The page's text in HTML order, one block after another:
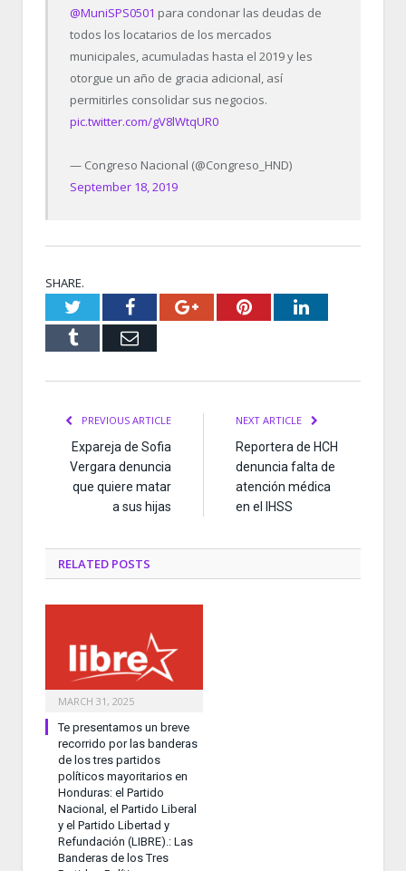
@MuniSPS0501 para condonar las deudas de
todos los locatarios de los mercados
municipales, acumuladas hasta el 2019 y les
otorgue un año de gracia adicional, así
permitirles consolidar sus negocios.
pic.twitter.com/gV8lWtqUR0
— Congreso Nacional (@Congreso_HND)
September 18, 2019
SHARE.
TwitterFacebookGoogle+PinterestLinkedIn
Tumblr Email
PREVIOUS ARTICLE
Expareja de Sofia
Vergara denuncia
que quiere matar
a sus hijas
NEXT ARTICLE
Reportera de HCH
denuncia falta de
atención médica
en el IHSS
RELATED POSTS
MARCH 31, 2025
Te presentamos un breve
recorrido por las banderas
de los tres partidos
políticos mayoritarios en
Honduras: el Partido
Nacional, el Partido Liberal
y el Partido Libertad y
Refundación (LIBRE).: Las
Banderas de los Tres